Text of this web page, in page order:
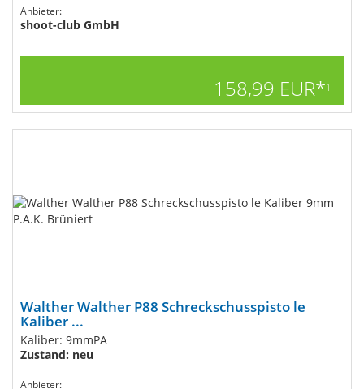
Anbieter:
shoot-club GmbH
158,99 EUR*1
Walther Walther P88 Schreckschusspisto le
Kaliber ...
Kaliber: 9mmPA
Zustand: neu
Anbieter: